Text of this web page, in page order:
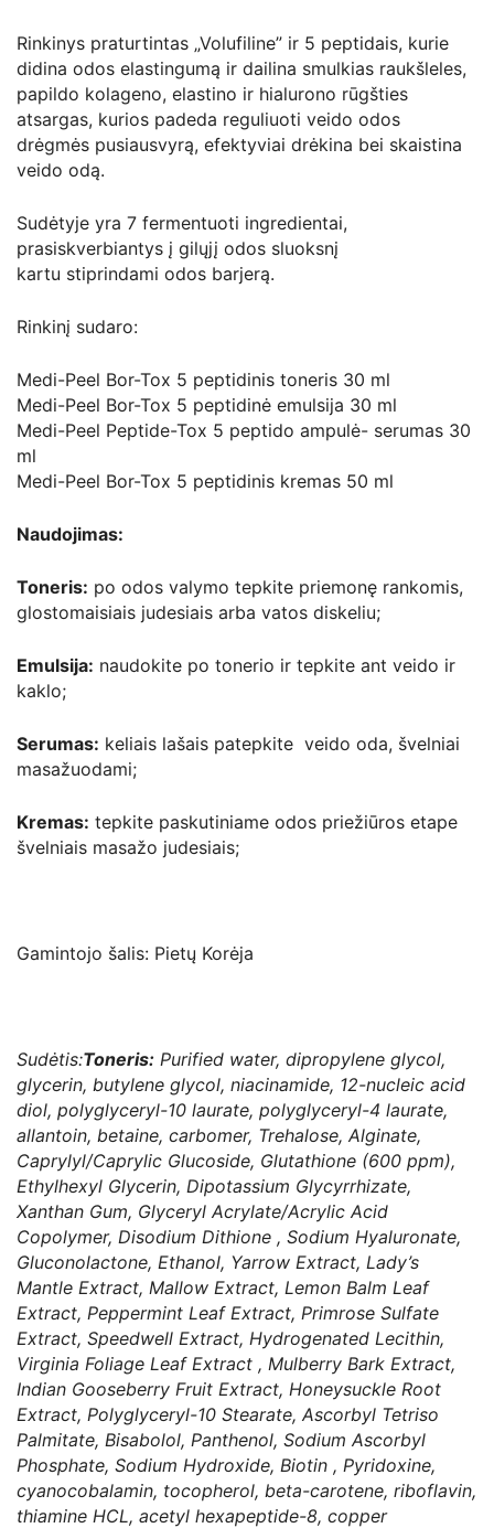
Rinkinys praturtintas „Volufiline” ir 5 peptidais, kurie
didina odos elastingumą ir dailina smulkias raukšleles,
papildo kolageno, elastino ir hialurono rūgšties
atsargas, kurios padeda reguliuoti veido odos
drėgmės pusiausvyrą, efektyviai drėkina bei skaistina
veido odą.
Sudėtyje yra 7 fermentuoti ingredientai,
prasiskverbiantys į gilųjį odos sluoksnį
kartu stiprindami odos barjerą.
Rinkinį sudaro:
Medi-Peel Bor-Tox 5 peptidinis toneris 30 ml
Medi-Peel Bor-Tox 5 peptidinė emulsija 30 ml
Medi-Peel Peptide-Tox 5 peptido ampulė- serumas 30
ml
Medi-Peel Bor-Tox 5 peptidinis kremas 50 ml
Naudojimas:
Toneris: po odos valymo tepkite priemonę rankomis,
glostomaisiais judesiais arba vatos diskeliu;
Emulsija: naudokite po tonerio ir tepkite ant veido ir
kaklo;
Serumas: keliais lašais patepkite veido oda, švelniai
masažuodami;
Kremas: tepkite paskutiniame odos priežiūros etape
švelniais masažo judesiais;
Gamintojo šalis: Pietų Korėja
Sudėtis:Toneris: Purified water, dipropylene glycol,
glycerin, butylene glycol, niacinamide, 12-nucleic acid
diol, polyglyceryl-10 laurate, polyglyceryl-4 laurate,
allantoin, betaine, carbomer, Trehalose, Alginate,
Caprylyl/Caprylic Glucoside, Glutathione (600 ppm),
Ethylhexyl Glycerin, Dipotassium Glycyrrhizate,
Xanthan Gum, Glyceryl Acrylate/Acrylic Acid
Copolymer, Disodium Dithione , Sodium Hyaluronate,
Gluconolactone, Ethanol, Yarrow Extract, Lady’s
Mantle Extract, Mallow Extract, Lemon Balm Leaf
Extract, Peppermint Leaf Extract, Primrose Sulfate
Extract, Speedwell Extract, Hydrogenated Lecithin,
Virginia Foliage Leaf Extract , Mulberry Bark Extract,
Indian Gooseberry Fruit Extract, Honeysuckle Root
Extract, Polyglyceryl-10 Stearate, Ascorbyl Tetriso
Palmitate, Bisabolol, Panthenol, Sodium Ascorbyl
Phosphate, Sodium Hydroxide, Biotin , Pyridoxine,
cyanocobalamin, tocopherol, beta-carotene, riboflavin,
thiamine HCL, acetyl hexapeptide-8, copper